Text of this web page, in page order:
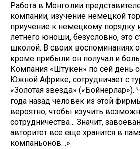
Работа в Монголии
компании, изучение немецкой
приучение к немецкому порядку
летнего юноши, безусловно, это
школой. В своих воспоминаниях
кроме прибыли он получал и
Компания «Штукен» по сей день
Южной Африке, сотрудничает с
«Золотая звезда» («Бойнерлар»).
года назад человек из этой
вероятно, чтобы изучить
сотрудничества... Значит,
авторитет все еще хранится в
компаньонов…»